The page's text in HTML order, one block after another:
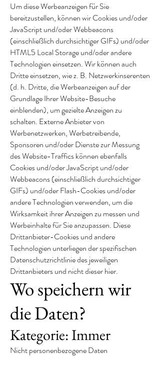
Um diese Werbeanzeigen für Sie
bereitzustellen, können wir Cookies und/oder
JavaScript und/oder Webbeacons
(einschließlich durchsichtiger GIFs) und/oder
HTML5 Local Storage und/oder andere
Technologien einsetzen. Wir können auch
Dritte einsetzen, wie z. B. Netzwerkinserenten
(d. h. Dritte, die Werbeanzeigen auf der
Grundlage Ihrer Website-Besuche
einblenden), um gezielte Anzeigen zu
schalten. Externe Anbieter von
Werbenetzwerken, Werbetreibende,
Sponsoren und/oder Dienste zur Messung
des Website-Traffics können ebenfalls
Cookies und/oder JavaScript und/oder
Webbeacons (einschließlich durchsichtiger
GIFs) und/oder Flash-Cookies und/oder
andere Technologien verwenden, um die
Wirksamkeit ihrer Anzeigen zu messen und
Werbeinhalte für Sie anzupassen. Diese
Drittanbieter-Cookies und andere
Technologien unterliegen der spezifischen
Datenschutzrichtlinie des jeweiligen
Drittanbieters und nicht dieser hier.
Wo speichern wir
die Daten?
Kategorie: Immer
Nicht personenbezogene Daten